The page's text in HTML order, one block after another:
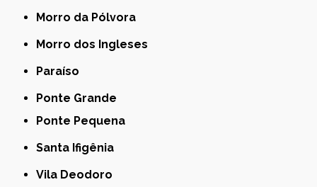
Morro da Pólvora
Morro dos Ingleses
Paraíso
Ponte Grande
Ponte Pequena
Santa Ifigênia
Vila Deodoro